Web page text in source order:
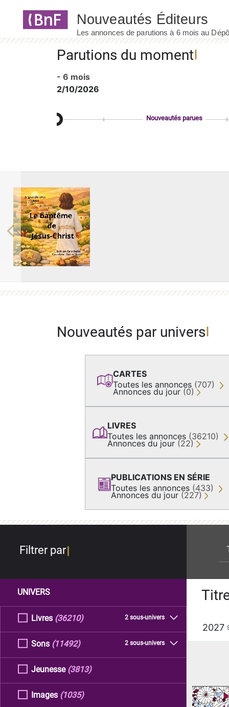
Parutions du moment
- 6 mois
2/10/2026
Nouveautés parues
Previous
Nouveautés par univers
CARTES
Toutes les annonces (707)
Annonces du jour (0)
LIVRES
Toutes les annonces (36210)
Annonces du jour (22)
PUBLICATIONS EN SÉRIE
Toutes les annonces (433)
Annonces du jour (227)
Filtrer par
UNIVERS
Livres 2 sous-univers
(36210)
Sons 2 sous-univers
(11492)
Jeunesse (3813)
Images (1035)
2027